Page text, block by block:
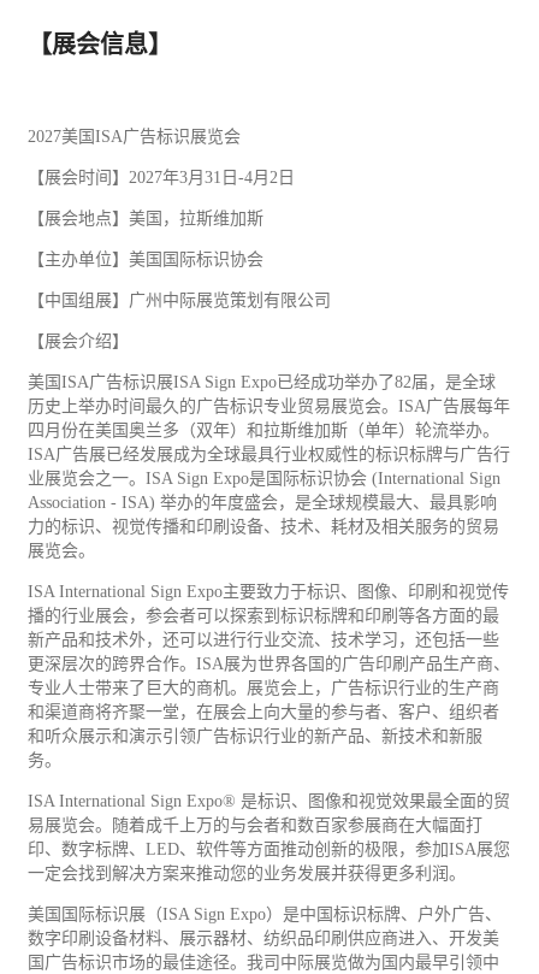
【展会信息】
2027美国ISA广告标识展览会
【展会时间】2027年3月31日-4月2日
【展会地点】美国，拉斯维加斯
【主办单位】美国国际标识协会
【中国组展】广州中际展览策划有限公司
【展会介绍】
美国ISA广告标识展ISA Sign Expo已经成功举办了82届，是全球
历史上举办时间最久的广告标识专业贸易展览会。ISA广告展每年
四月份在美国奥兰多（双年）和拉斯维加斯（单年）轮流举办。
ISA广告展已经发展成为全球最具行业权威性的标识标牌与广告行
业展览会之一。ISA Sign Expo是国际标识协会 (International Sign
Association - ISA) 举办的年度盛会，是全球规模最大、最具影响
力的标识、视觉传播和 印刷 设备、技术、耗材及相关服务的贸易
展览会。
ISA International Sign Expo主要致力于标识、图像、印刷和视觉传
播的行业展会，参会者可以探索到标识标牌和印刷等各方面的最
新产品和技术外，还可以进行行业交流、技术学习，还包括一些
更深层次的跨界合作。ISA展为世界各国的广告印刷产品生产商、
专业人士带来了巨大的商机。展览会上，广告标识行业的生产商
和渠道商将齐聚一堂，在展会上向大量的参与者、客户、组织者
和听众展示和演示引领广告标识行业的新产品、新技术和新服
务。
ISA International Sign Expo® 是标识、图像和视觉效果最全面的贸
易展览会。随着成千上万的与会者和数百家参展商在大幅面打
印、数字标牌、LED、软件等方面推动创新的极限，参加ISA展您
一定会找到解决方案来推动您的业务发展并获得更多利润。
美国国际标识展（ISA Sign Expo）是中国标识标牌、户外广告、
数字印刷设备材料、展示器材、 纺织品印刷供应商进入、开发美
国广告标识市场的最佳途径。我司中际展览做为国内最早引领中